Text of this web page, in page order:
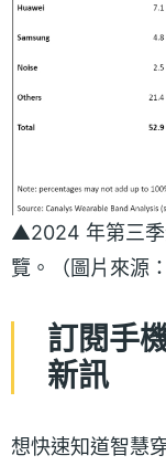
▲2024 年第三季
覽。（圖片來源：
訂閱手
新訊
想快速知道智慧